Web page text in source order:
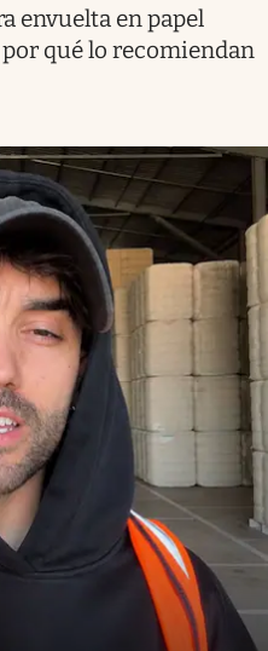
envuelta en papel
qué lo recomiendan